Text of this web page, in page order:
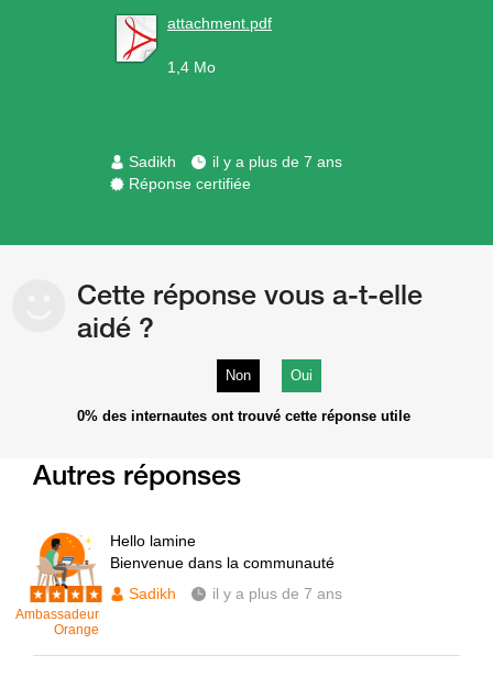
attachment.pdf
1,4 Mo
Sadikh
il y a plus de 7 ans
Réponse certifiée
Cette réponse vous a-t-elle
aidé ?
Non Oui
0% des internautes ont trouvé cette réponse utile
Autres réponses
Ambassadeur
Orange
Hello lamine
Bienvenue dans la communauté
Sadikh
il y a plus de 7 ans